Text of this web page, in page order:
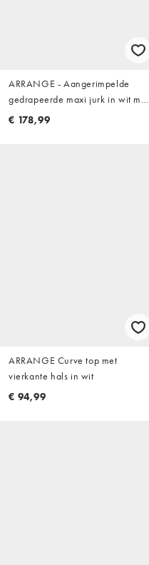
ARRANGE - Aangerimpelde
gedrapeerde maxi jurk in wit met
stippen
€ 178,99
ARRANGE Curve top met
vierkante hals in wit
€ 94,99